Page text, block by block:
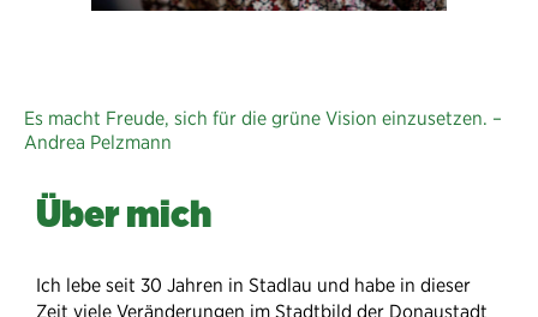
Es macht Freude, sich für die grüne Vision einzusetzen. –
Andrea Pelzmann
Über mich
Ich lebe seit 30 Jahren in Stadlau und habe in dieser
Zeit viele Veränderungen im Stadtbild der Donaustadt